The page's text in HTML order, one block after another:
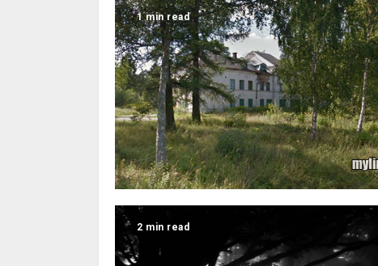
1 min read
2 min read